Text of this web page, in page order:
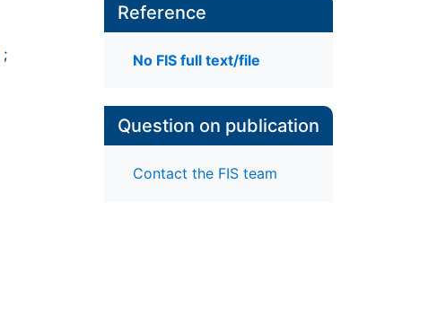
;
Reference
No FIS full text/file
Question on publication
Contact the FIS team